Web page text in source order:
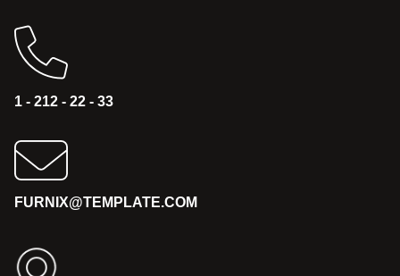
1 - 212 - 22 - 33
FURNIX@TEMPLATE.COM